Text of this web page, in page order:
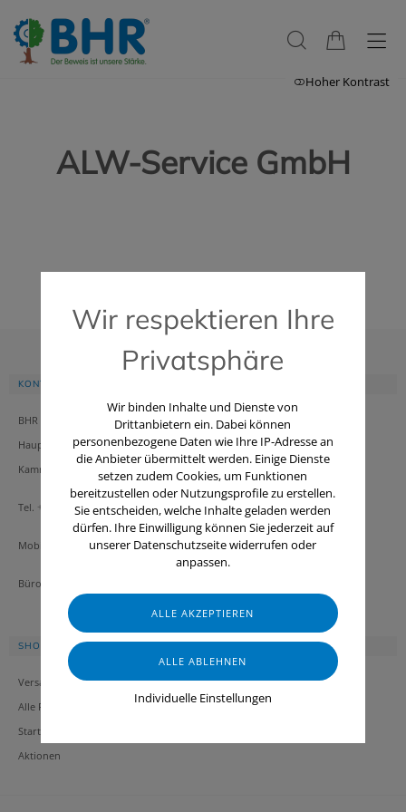
Hoher Kontrast
ALW-Service GmbH
Wir respektieren Ihre
Privatsphäre
Wir binden Inhalte und Dienste von
Drittanbietern ein. Dabei können
personenbezogene Daten wie Ihre IP-Adresse an
die Anbieter übermittelt werden. Einige Dienste
setzen zudem Cookies, um Funktionen
bereitzustellen oder Nutzungsprofile zu erstellen.
Sie entscheiden, welche Inhalte geladen werden
dürfen. Ihre Einwilligung können Sie jederzeit auf
unserer Datenschutzseite widerrufen oder
anpassen.
Individuelle Einstellungen
KONTAKT
BHR Hygiene GmbH
Hauptstraße 39, 3493 Hadersdorf-
Kammern
Tel. +43 2734 21380/E-Mail
Mobil: +43 664 196 28 20
Bürozeiten: Mo-Fr 08:00 bis 13:00 Uhr
AGB
Impressum
Datenschutz
Kontakt
Widerruf
SHOP INFORMATION
Versand und Zahlungsbedingungen
Alle Produkte
Startseite
Aktionen
ZAHLUNG & VERSAND